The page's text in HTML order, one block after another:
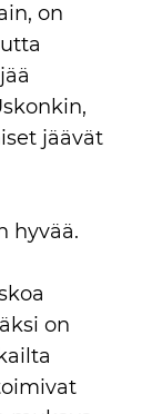
on
jäävät
hyvää.
on